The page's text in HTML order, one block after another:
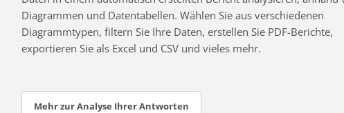
Diagrammen und Datentabellen. Wählen Sie aus verschiedenen
Diagrammtypen, filtern Sie Ihre Daten, erstellen Sie PDF-Berichte,
exportieren Sie als Excel und CSV und vieles mehr.
Mehr zur Analyse Ihrer Antworten